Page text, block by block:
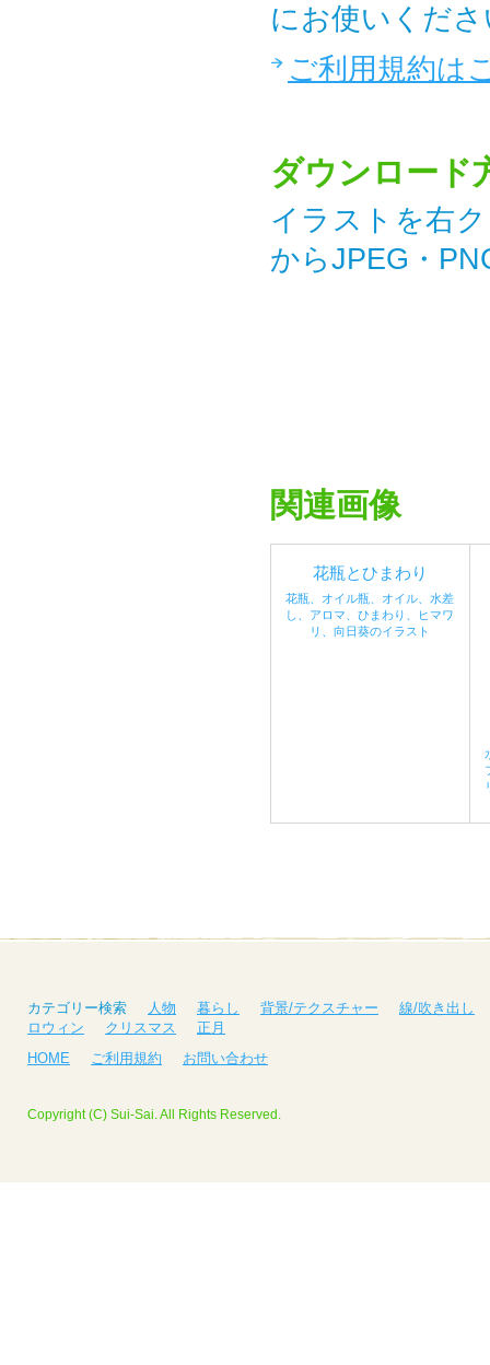
にお使いくだ
ご利用規約は
ダウンロード
イラストを右
からJPEG・
関連画像
花瓶とひまわり
花瓶、オイル瓶、オイル、水差
し、アロマ、ひまわり、ヒマワ
リ、向日葵のイラスト
カテゴリー検索 人物 暮らし 背景/テクスチャー
線/吹き出し
ロウィン
クリスマス
正月
HOME
ご利用規約 お問い合わせ
Copyright (C) Sui-Sai. All Rights Reserved.